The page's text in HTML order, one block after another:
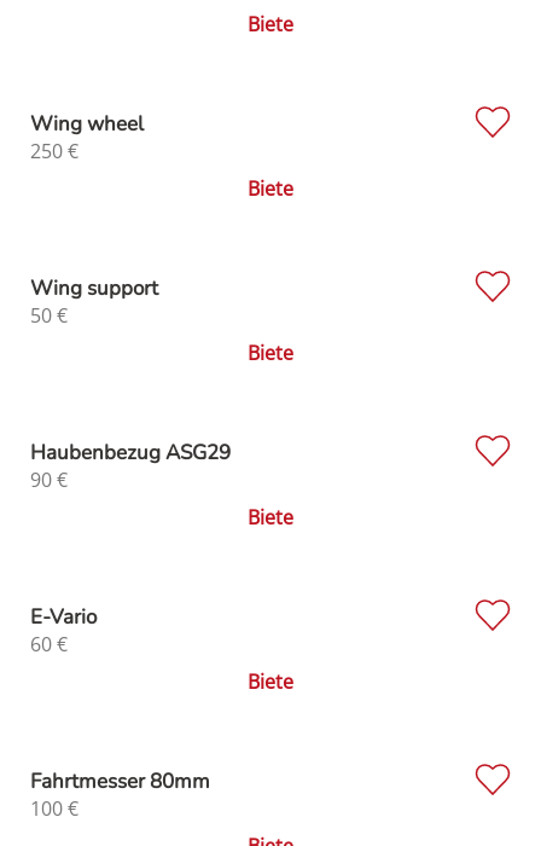
Biete
Wing wheel
250€
Biete
Wing support
50€
Biete
Haubenbezug ASG29
90€
Biete
E-Vario
60€
Biete
Fahrtmesser 80mm
100€